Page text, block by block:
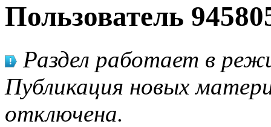
Пользователь
Раздел работает в
Публикация новых
отключена.